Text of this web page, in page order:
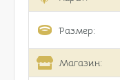
Размер:
Магазин: